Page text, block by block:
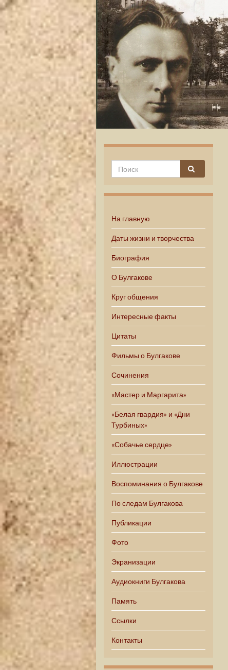
На главную
Даты жизни и творчества
Биография
О Булгакове
Круг общения
Интересные факты
Цитаты
Фильмы о Булгакове
Сочинения
«Мастер и Маргарита»
«Белая гвардия» и «Дни
Турбиных»
«Собачье сердце»
Иллюстрации
Воспоминания о Булгакове
По следам Булгакова
Публикации
Фото
Экранизации
Аудиокниги Булгакова
Память
Ссылки
Контакты